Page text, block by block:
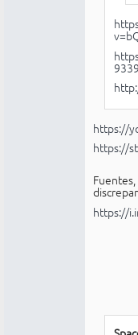
https://
https://
https://